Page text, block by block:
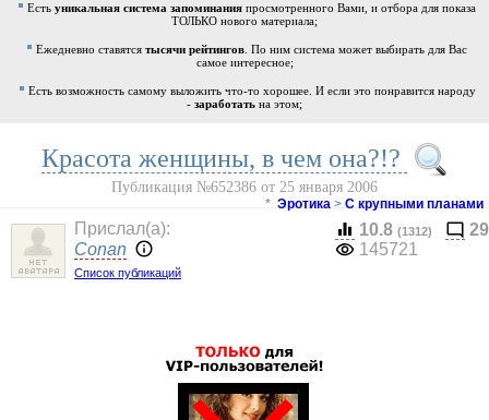
Есть уникальная система запоминания просмотренного Вами, и отбора для показа
ТОЛЬКО нового материала;
Ежедневно ставятся тысячи рейтингов . По ним система может выбирать для Вас
самое интересное;
Есть возможность самому выложить что-то хорошее. И если это понравится народу
- заработать на этом;
Красота женщины, в чем она?!?
Публикация №652386 от 25 января 2006
* Эротика > С крупными планами
Прислал(a):
Conan
Список публикаций
10.8 (1312)
29
145721